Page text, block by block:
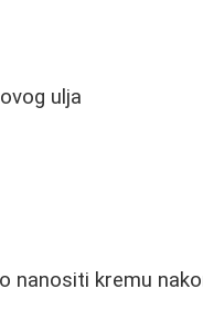
ulja
nanositi kremu